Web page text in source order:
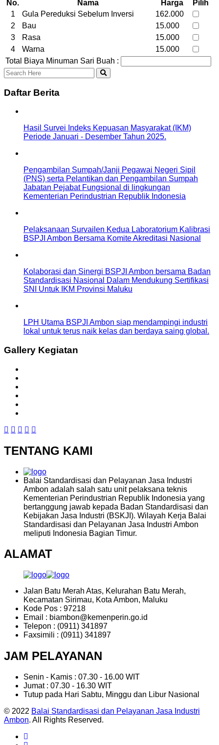
No. Nama Harga
Pilih
1
Gula Pereduksi Sebelum Inversi
162.000
2
Bau
15.000
3
Rasa
15.000
4
Warna
15.000
Total Biaya Minuman Sari Buah :
Daftar Berita
Hasil Survei Indeks Kepuasan Masyarakat (IKM)
Periode Januari - Desember Tahun 2025.
Pengambilan Sumpah/Janji Pegawai Negeri Sipil
(PNS) serta Pelantikan dan Pengambilan Sumpah
Jabatan Pejabat Fungsional di lingkungan
Kementerian Perindustrian Republik Indonesia
Pelaksanaan Survailen Kedua Laboratorium Kalibrasi
BSPJI Ambon Bersama Komite Akreditasi Nasional
Kolaborasi dan Sinergi BSPJI Ambon bersama Badan
Standardisasi Nasional Dalam Mendukung Sertifikasi
SNI Untuk IKM Provinsi Maluku
LPH Utama BSPJI Ambon siap mendampingi industri
lokal untuk terus naik kelas dan berdaya saing global.
Gallery Kegiatan
TENTANG KAMI
Balai Standardisasi dan Pelayanan Jasa Industri
Ambon adalah salah satu unit pelaksana teknis
Kementerian Perindustrian Republik Indonesia yang
bertanggung jawab kepada Badan Standardisasi dan
Kebijakan Jasa Industri (BSKJI). Wilayah Kerja Balai
Standardisasi dan Pelayanan Jasa Industri Ambon
meliputi Indonesia Bagian Timur.
ALAMAT
Jalan Batu Merah Atas, Kelurahan Batu Merah,
Kecamatan Sirimau, Kota Ambon, Maluku
Kode Pos : 97218
Email : biambon@kemenperin.go.id
Telepon : (0911) 341897
Faxsimili : (0911) 341897
JAM PELAYANAN
Senin - Kamis : 07.30 - 16.00 WIT
Jumat : 07.30 - 16.30 WIT
Tutup pada Hari Sabtu, Minggu dan Libur Nasional
© 2022 Balai Standardisasi dan Pelayanan Jasa Industri
Ambon. All Rights Reserved.